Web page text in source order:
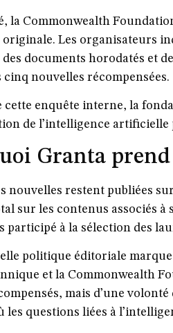
la Commonwealth
Les organisateurs
documents horodatés et
cinq nouvelles récompensées.
cette enquête interne, la
de l’intelligence artificielle
Granta prend
nouvelles restent publiées
sur les contenus associés à
participé à la sélection des
politique éditoriale
et la Commonwealth
mais d’une
les questions liées à